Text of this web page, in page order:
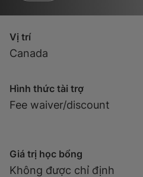
Vị trí
Canada
Hình thức tài trợ
Fee waiver/discount
Giá trị học bổng
Không được chỉ định